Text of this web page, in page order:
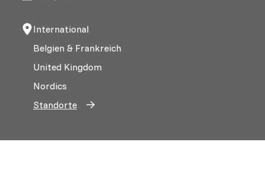
International
Belgien & Frankreich
United Kingdom
Nordics
Standorte